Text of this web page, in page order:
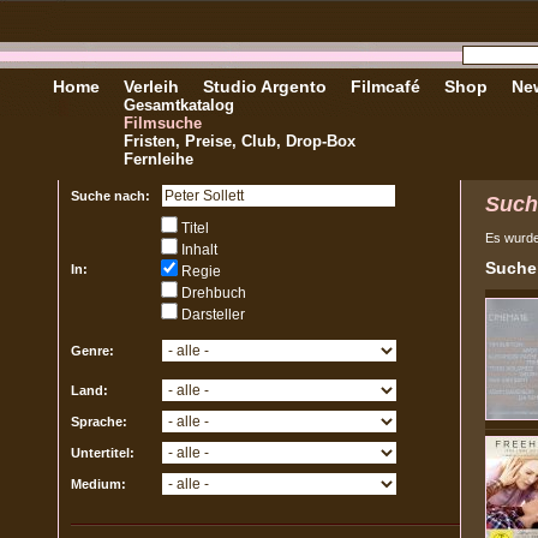
Home Verleih
Gesamtkatalog
Filmsuche
Fristen, Preise, Club, Drop-Box
Fernleihe
Studio Argento Filmcafé Shop
Suche nach:
In:
Titel
Inhalt
Regie
Drehbuch
Darsteller
Genre:
Land:
Sprache:
Untertitel:
Medium:
Es